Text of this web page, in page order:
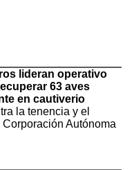
lideran operativo
63 aves
en cautiverio
la tenencia y el
Autónoma